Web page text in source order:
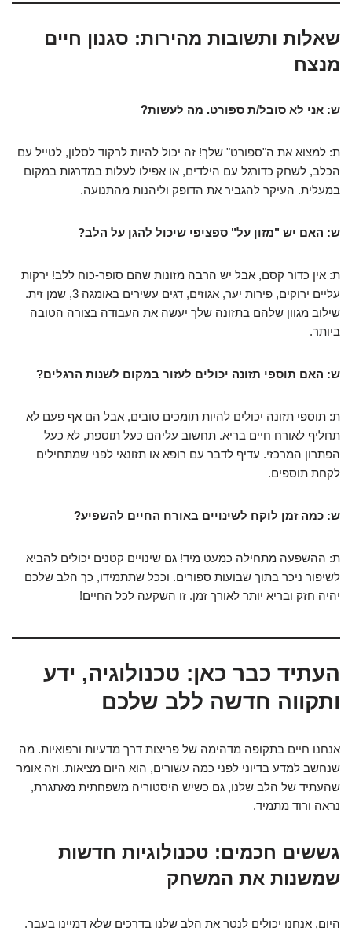
שאלות ותשובות מהירות: סגנון חיים
מנצח
ש: אני לא סובל/ת ספורט. מה לעשות?
ת: למצוא את ה"ספורט" שלך! זה יכול להיות לרקוד לסלון, לטייל עם
הכלב, לשחק כדורגל עם הילדים, או אפילו לעלות במדרגות במקום
במעלית. העיקר להגביר את הדופק וליהנות מהתנועה.
ש: האם יש "מזון על" ספציפי שיכול להגן על הלב?
ת: אין כדור קסם, אבל יש הרבה מזונות שהם סופר-כוח ללב! ירקות
עליים ירוקים, פירות יער, אגוזים, דגים עשירים באומגה 3, שמן זית.
שילוב מגוון שלהם בתזונה שלך יעשה את העבודה בצורה הטובה
ביותר.
ש: האם תוספי תזונה יכולים לעזור במקום לשנות הרגלים?
ת: תוספי תזונה יכולים להיות תומכים טובים, אבל הם אף פעם לא
תחליף לאורח חיים בריא. תחשוב עליהם כעל תוספת, לא כעל
הפתרון המרכזי. עדיף לדבר עם רופא או תזונאי לפני שמתחילים
לקחת תוספים.
ש: כמה זמן לוקח לשינויים באורח החיים להשפיע?
ת: ההשפעה מתחילה כמעט מיד! גם שינויים קטנים יכולים להביא
לשיפור ניכר בתוך שבועות ספורים. וככל שתתמידו, כך הלב שלכם
יהיה חזק ובריא יותר לאורך זמן. זו השקעה לכל החיים!
העתיד כבר כאן: טכנולוגיה, ידע
ותקווה חדשה ללב שלכם
אנחנו חיים בתקופה מדהימה של פריצות דרך מדעיות ורפואיות. מה
שנחשב למדע בדיוני לפני כמה עשורים, הוא היום מציאות. וזה אומר
שהעתיד של הלב שלנו, גם כשיש היסטוריה משפחתית מאתגרת,
נראה ורוד מתמיד.
גששים חכמים: טכנולוגיות חדשות
שמשנות את המשחק
היום, אנחנו יכולים לנטר את הלב שלנו בדרכים שלא דמיינו בעבר.